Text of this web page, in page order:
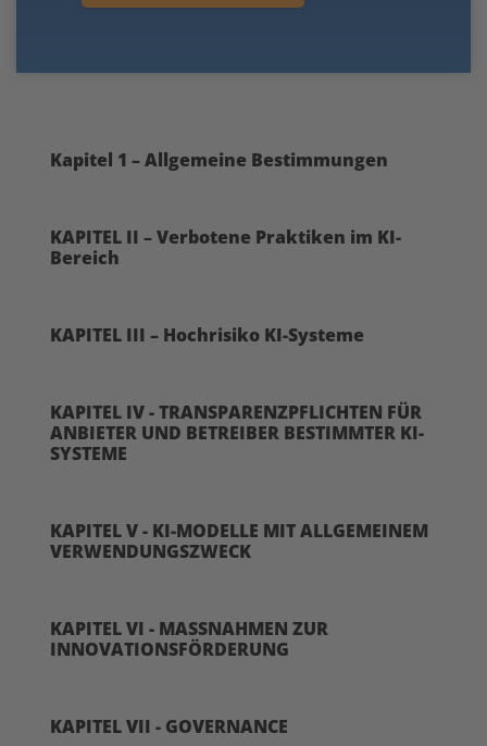
Kapitel 1 – Allgemeine Bestimmungen
KAPITEL II – Verbotene Praktiken im KI-
Bereich
KAPITEL III – Hochrisiko KI-Systeme
KAPITEL IV - TRANSPARENZPFLICHTEN FÜR
ANBIETER UND BETREIBER BESTIMMTER KI-
SYSTEME
KAPITEL V - KI-MODELLE MIT ALLGEMEINEM
VERWENDUNGSZWECK
KAPITEL VI - MASSNAHMEN ZUR
INNOVATIONSFÖRDERUNG
KAPITEL VII - GOVERNANCE